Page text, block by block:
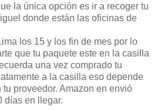
la única opción es ir a recoger tu
donde están las oficinas de
los 15 y los fin de mes por lo
que tu paquete este en la casilla
una vez comprado tu
a la casilla eso depende
proveedor. Amazon en envió
días en llegar.